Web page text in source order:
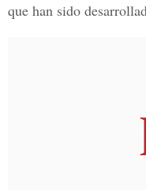
que han sido